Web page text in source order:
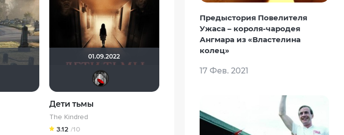
01.09.2022
Дети тьмы
The Kindred
3.12 /10
Предыстория Повелителя
Ужаса – короля-чародея
Ангмара из «Властелина
колец»
17 Фев. 2021